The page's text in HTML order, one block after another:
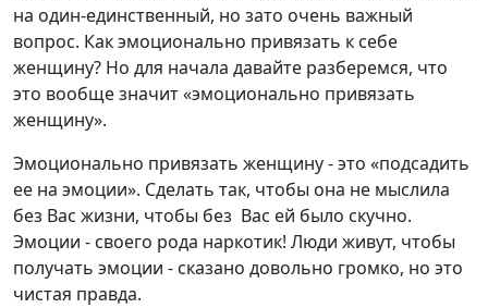
на один-единственный, но зато очень важный
вопрос. Как эмоционально привязать к себе
женщину? Но для начала давайте разберемся, что
это вообще значит «эмоционально привязать
женщину».
Эмоционально привязать женщину - это «подсадить
ее на эмоции». Сделать так, чтобы она не мыслила
без Вас жизни, чтобы без Вас ей было скучно.
Эмоции - своего рода наркотик! Люди живут, чтобы
получать эмоции - сказано довольно громко, но это
чистая правда.